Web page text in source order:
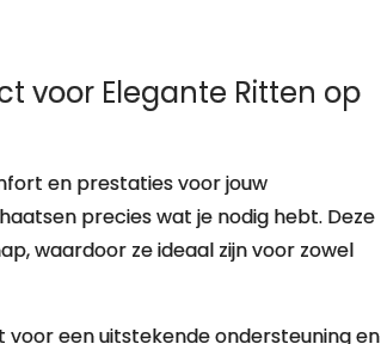
voor Elegante Ritten op
en prestaties voor jouw
precies wat je nodig hebt. Deze
waardoor ze ideaal zijn voor zowel
een uitstekende ondersteuning en